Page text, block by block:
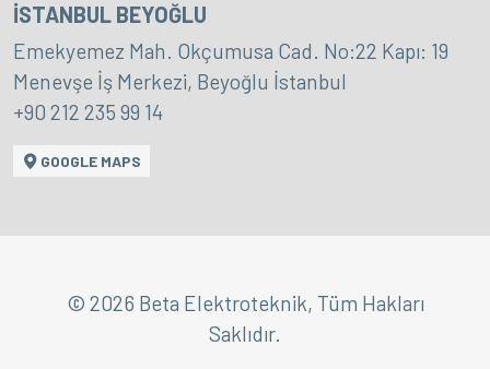
İSTANBUL BEYOĞLU
Emekyemez Mah. Okçumusa Cad. No:22 Kapı: 19
Menevşe İş Merkezi, Beyoğlu İstanbul
+90 212 235 99 14
GOOGLE MAPS
© 2026 Beta Elektroteknik, Tüm Hakları
Saklıdır.